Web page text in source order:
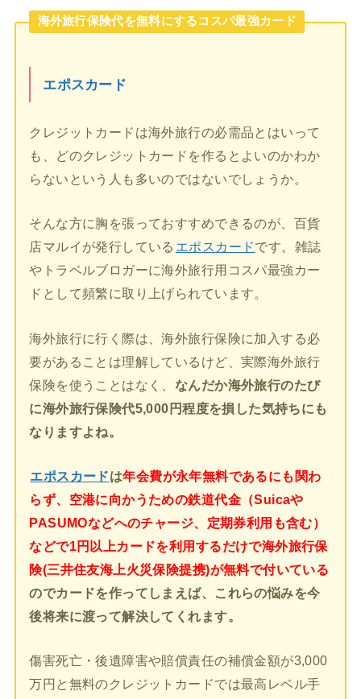
海外旅行保険代を無料にするコスパ最強カード
エポスカード
クレジットカードは海外旅行の必需品とはいって
も、どのクレジットカードを作るとよいのかわか
らないという人も多いのではないでしょうか。
そんな方に胸を張っておすすめできるのが、百貨
店マルイが発行している エポスカードです。雑誌
やトラベルブロガーに海外旅行用コスパ最強カー
ドとして頻繁に取り上げられています。
海外旅行に行く際は、海外旅行保険に加入する必
要があることは理解しているけど、実際海外旅行
保険を使うことはなく、 なんだか海外旅行のたび
に海外旅行保険代5,000円程度を損した気持ちにも
なりますよね。
エポスカードは年会費が永年無料であるにも関わ
らず、空港に向かうための鉄道代金（Suicaや
PASUMOなどへのチャージ、定期券利用も含む）
などで1円以上カードを利用するだけで海外旅行保
険(三井住友海上火災保険提携)が無料で付いている
のでカードを作ってしまえば、これらの悩みを今
後将来に渡って解決してくれます。
傷害死亡・後遺障害や賠償責任の補償金額が3,000
万円と無料のクレジットカードでは最高レベル手